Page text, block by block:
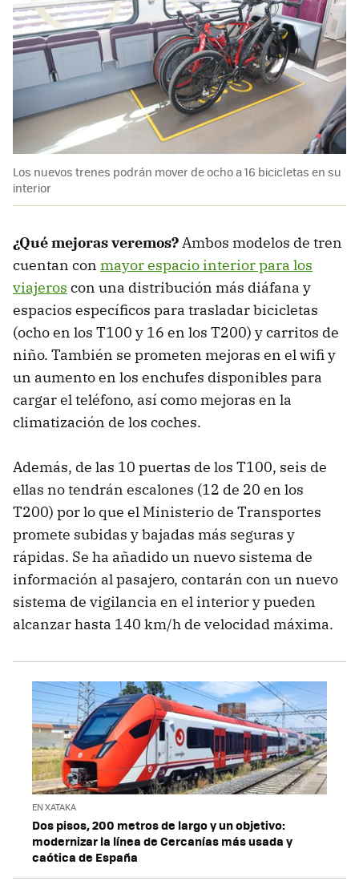
Los nuevos trenes podrán mover de ocho a 16 bicicletas en su
interior
¿Qué mejoras veremos?Ambos modelos de tren
cuentan con mayor espacio interior para los
viajeros con una distribución más diáfana y
espacios específicos para trasladar bicicletas
(ocho en los T100 y 16 en los T200) y carritos de
niño. También se prometen mejoras en el wifi y
un aumento en los enchufes disponibles para
cargar el teléfono, así como mejoras en la
climatización de los coches.
Además, de las 10 puertas de los T100, seis de
ellas no tendrán escalones (12 de 20 en los
T200) por lo que el Ministerio de Transportes
promete subidas y bajadas más seguras y
rápidas. Se ha añadido un nuevo sistema de
información al pasajero, contarán con un nuevo
sistema de vigilancia en el interior y pueden
alcanzar hasta 140 km/h de velocidad máxima.
EN XATAKA
Dos pisos, 200 metros de largo y un objetivo:
modernizar la línea de Cercanías más usada y
caótica de España